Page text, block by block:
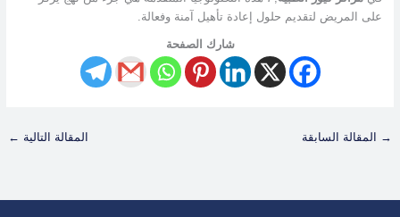
على المريض لتقديم حلول إعادة تأهيل آمنة وفعالة.
شارك الصفحة
→ المقالة السابقة المقالة التالية ←